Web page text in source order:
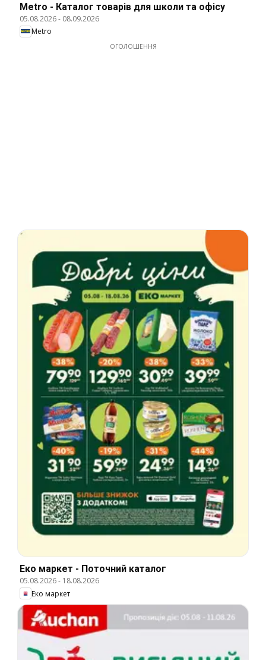
Metro - Каталог товарів для школи та офісу
05.08.2026- 08.09.2026
Metro
ОГОЛОШЕННЯ
Еко маркет - Поточний каталог
05.08.2026- 18.08.2026
Еко маркет